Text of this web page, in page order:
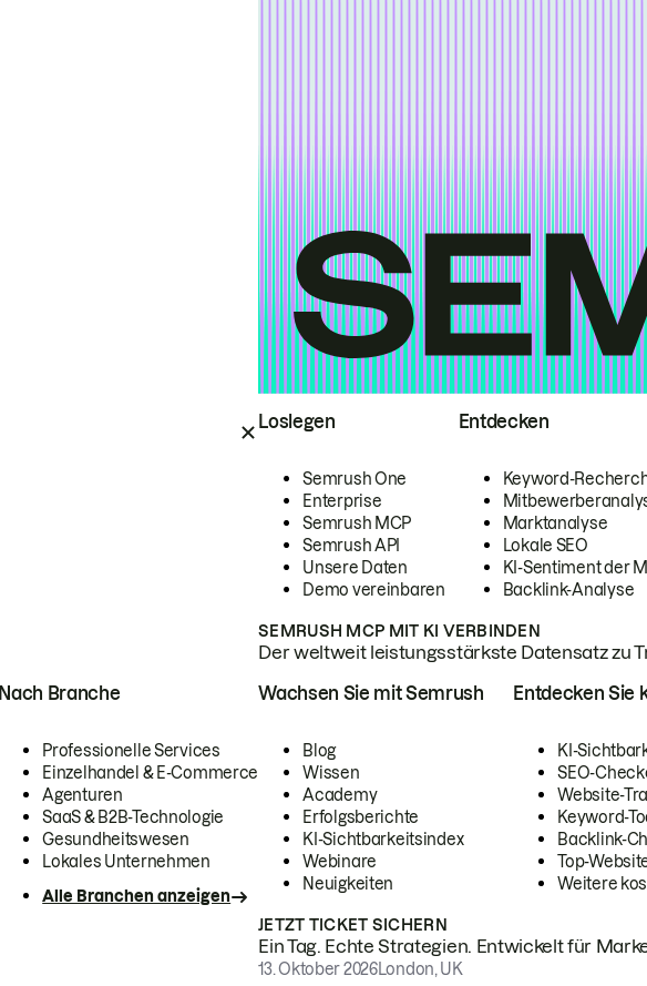
Loslegen
Semrush One
Enterprise
Semrush MCP
Semrush API
Unsere Daten
Demo vereinbaren
Entdecken
Keyword-
Marktanalyse
Lokale SEO
KI-Sentiment der
Backlink-Analyse
SEMRUSH MCP MIT KI VERBINDEN
Der weltweit leistungsstärkste Datensatz zu
Nach Branche
Professionelle Services
Einzelhandel & E-Commerce
Agenturen
SaaS & B2B-Technologie
Gesundheitswesen
Lokales Unternehmen
Alle Branchen anzeigen
Wachsen Sie mit Semrush
Blog
Wissen
Academy
Erfolgsberichte
KI-Sichtbarkeitsindex
Webinare
Neuigkeiten
Entdecken Sie
KI-
SEO-
Website-
Keyword-
Backlink-
Top-
Weitere
JETZT TICKET SICHERN
Ein Tag. Echte Strategien. Entwickelt für
13. Oktober 2026London, UK